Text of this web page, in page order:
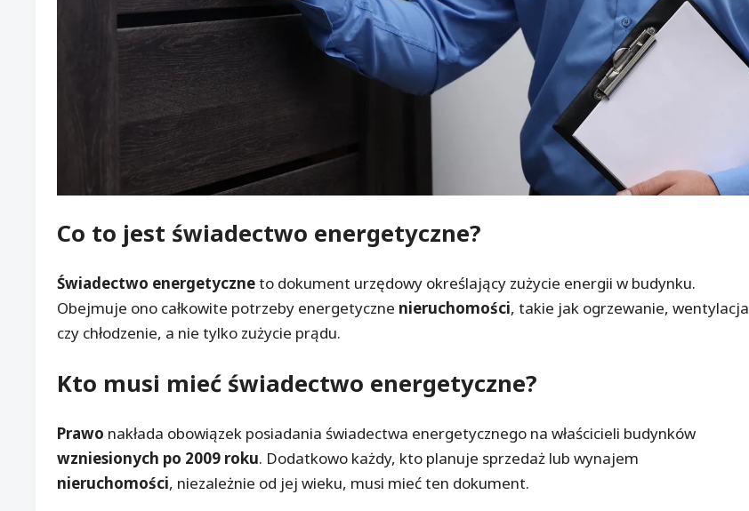
Co to jest świadectwo energetyczne?
Świadectwo energetyczneto dokument urzędowy określający zużycie energii w budynku.
Obejmuje ono całkowite potrzeby energetyczne nieruchomości, takie jak ogrzewanie, wentylacja
czy chłodzenie, a nie tylko zużycie prądu.
Kto musi mieć świadectwo energetyczne?
Prawo nakłada obowiązek posiadania świadectwa energetycznego na właścicieli budynków
wzniesionych po 2009 roku. Dodatkowo każdy, kto planuje sprzedaż lub wynajem
nieruchomości, niezależnie od jej wieku, musi mieć ten dokument.